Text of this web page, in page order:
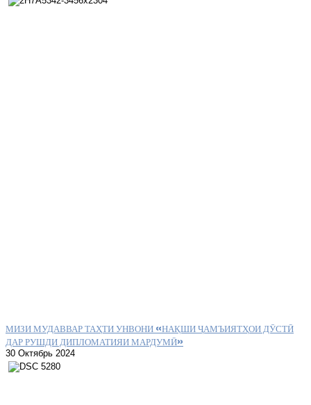
МИЗИ МУДАВВАР ТАҲТИ УНВОНИ «НАҚШИ ҶАМЪИЯТҲОИ ДӮСТӢ
ДАР РУШДИ ДИПЛОМАТИЯИ МАРДУМӢ»
30 Октябрь 2024